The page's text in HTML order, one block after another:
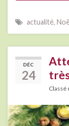
actualité,
DÉC
24
Classé